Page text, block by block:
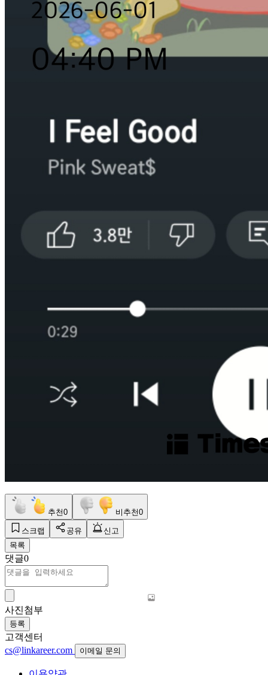
추천0 비추천0
스크랩 공유
신고
목록
댓글0
사진첨부
등록
고객센터
cs@linkareer.com
이메일 문의